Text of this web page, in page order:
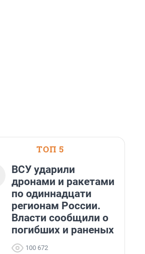
ТОП 5
ВСУ ударили
дронами и ракетами
по одиннадцати
регионам России.
Власти сообщили о
погибших и раненых
100 672